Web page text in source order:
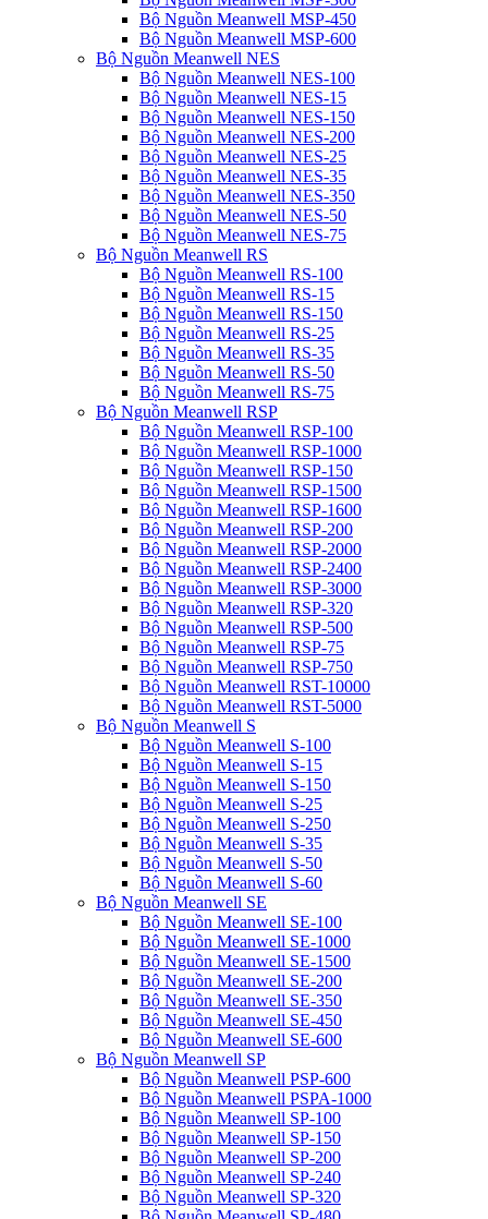
Bộ Nguồn Meanwell MSP-450
Bộ Nguồn Meanwell MSP-600
Bộ Nguồn Meanwell NES
Bộ Nguồn Meanwell NES-100
Bộ Nguồn Meanwell NES-15
Bộ Nguồn Meanwell NES-150
Bộ Nguồn Meanwell NES-200
Bộ Nguồn Meanwell NES-25
Bộ Nguồn Meanwell NES-35
Bộ Nguồn Meanwell NES-350
Bộ Nguồn Meanwell NES-50
Bộ Nguồn Meanwell NES-75
Bộ Nguồn Meanwell RS
Bộ Nguồn Meanwell RS-100
Bộ Nguồn Meanwell RS-15
Bộ Nguồn Meanwell RS-150
Bộ Nguồn Meanwell RS-25
Bộ Nguồn Meanwell RS-35
Bộ Nguồn Meanwell RS-50
Bộ Nguồn Meanwell RS-75
Bộ Nguồn Meanwell RSP
Bộ Nguồn Meanwell RSP-100
Bộ Nguồn Meanwell RSP-1000
Bộ Nguồn Meanwell RSP-150
Bộ Nguồn Meanwell RSP-1500
Bộ Nguồn Meanwell RSP-1600
Bộ Nguồn Meanwell RSP-200
Bộ Nguồn Meanwell RSP-2000
Bộ Nguồn Meanwell RSP-2400
Bộ Nguồn Meanwell RSP-3000
Bộ Nguồn Meanwell RSP-320
Bộ Nguồn Meanwell RSP-500
Bộ Nguồn Meanwell RSP-75
Bộ Nguồn Meanwell RSP-750
Bộ Nguồn Meanwell RST-10000
Bộ Nguồn Meanwell RST-5000
Bộ Nguồn Meanwell S
Bộ Nguồn Meanwell S-100
Bộ Nguồn Meanwell S-15
Bộ Nguồn Meanwell S-150
Bộ Nguồn Meanwell S-25
Bộ Nguồn Meanwell S-250
Bộ Nguồn Meanwell S-35
Bộ Nguồn Meanwell S-50
Bộ Nguồn Meanwell S-60
Bộ Nguồn Meanwell SE
Bộ Nguồn Meanwell SE-100
Bộ Nguồn Meanwell SE-1000
Bộ Nguồn Meanwell SE-1500
Bộ Nguồn Meanwell SE-200
Bộ Nguồn Meanwell SE-350
Bộ Nguồn Meanwell SE-450
Bộ Nguồn Meanwell SE-600
Bộ Nguồn Meanwell SP
Bộ Nguồn Meanwell PSP-600
Bộ Nguồn Meanwell PSPA-1000
Bộ Nguồn Meanwell SP-100
Bộ Nguồn Meanwell SP-150
Bộ Nguồn Meanwell SP-200
Bộ Nguồn Meanwell SP-240
Bộ Nguồn Meanwell SP-320